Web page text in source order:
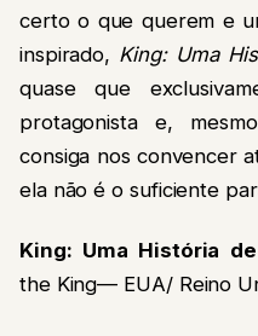
certo o que querem e
inspirado, King: Uma
quase que
protagonista e,
consiga nos convencer
ela não é o suficiente
King: Uma História
the King— EUA/ Reino